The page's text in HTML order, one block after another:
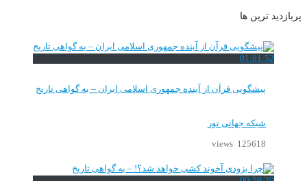
پربازدید ترین ها
01:01:52
پیشگویی قرآن از آینده جمهوری اسلامی ایران – به گواهی تاریخ
شبکه جهانی نور
125618 views